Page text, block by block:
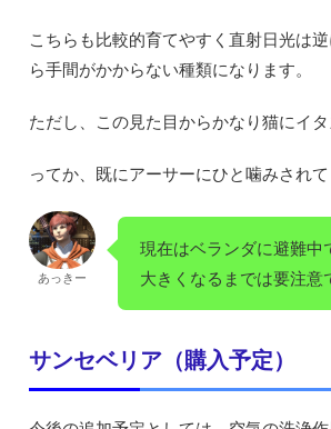
こちらも比較的育てやすく直射日光は
ら手間がかからない種類になります。
ただし、この見た目からかなり猫にイ
ってか、既にアーサーにひと噛みされて
あっきー
現在はベランダに避難中
大きくなるまでは要注意
サンセベリア（購入予定）